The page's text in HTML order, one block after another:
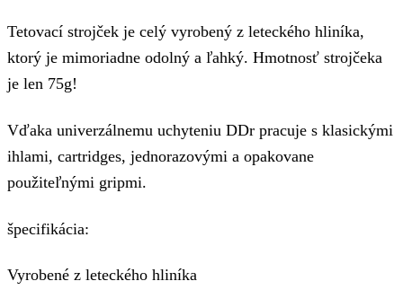
Tetovací strojček je celý vyrobený z leteckého hliníka,
ktorý je mimoriadne odolný a ľahký. Hmotnosť strojčeka
je len 75g!
Vďaka univerzálnemu uchyteniu DDr pracuje s klasickými
ihlami, cartridges, jednorazovými a opakovane
použiteľnými gripmi.
špecifikácia:
Vyrobené z leteckého hliníka